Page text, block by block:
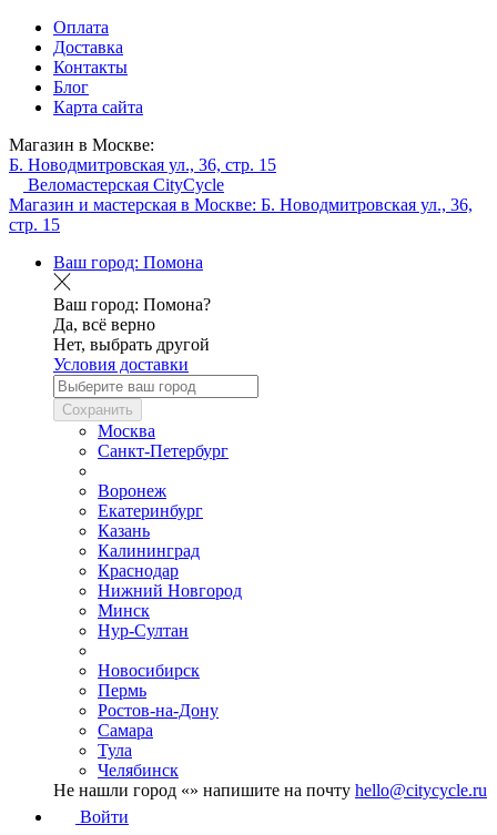
Оплата
Доставка
Контакты
Блог
Карта сайта
Магазин в Москве:
Б. Новодмитровская ул., 36, стр. 15
Веломастерская CityCycle
Магазин и мастерская в Москве: Б. Новодмитровская ул., 36,
стр. 15
Ваш город: Помона
Ваш город: Помона?
Да, всё верно
Нет, выбрать другой
Условия доставки
Сохранить
Москва
Санкт-Петербург
Воронеж
Екатеринбург
Казань
Калининград
Краснодар
Нижний Новгород
Минск
Нур-Султан
Новосибирск
Пермь
Ростов-на-Дону
Самара
Тула
Челябинск
Не нашли город «» напишите на почту hello@citycycle.ru
Войти